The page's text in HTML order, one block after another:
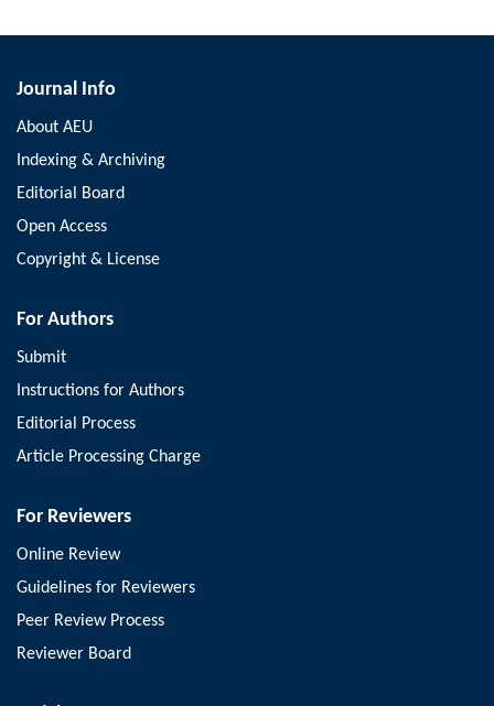
Journal Info
About AEU
Indexing & Archiving
Editorial Board
Open Access
Copyright & License
For Authors
Submit
Instructions for Authors
Editorial Process
Article Processing Charge
For Reviewers
Online Review
Guidelines for Reviewers
Peer Review Process
Reviewer Board